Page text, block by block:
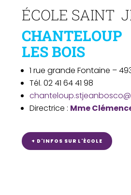
ÉCOLE SAINT
CHANTELOUP
LES BOIS
1 rue grande Fontaine –
Tél. 02 41 64 41 98
Directrice : Mme
+ D'INFOS SUR L'ÉCOLE